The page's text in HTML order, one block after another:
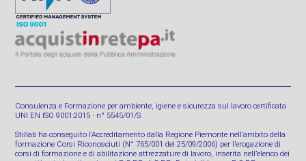
Consulenza e Formazione per ambiente, igiene e sicurezza sul lavoro certificata
UNI EN ISO 9001:2015 · n° 5545/01/S
Stillab ha conseguito l’Accreditamento dalla Regione Piemonte nell’ambito della
formazione Corsi Riconosciuti (N° 765/001 del 25/09/2006) per l’erogazione di
corsi di formazione e di abilitazione attrezzature di lavoro, inserita nell’elenco dei